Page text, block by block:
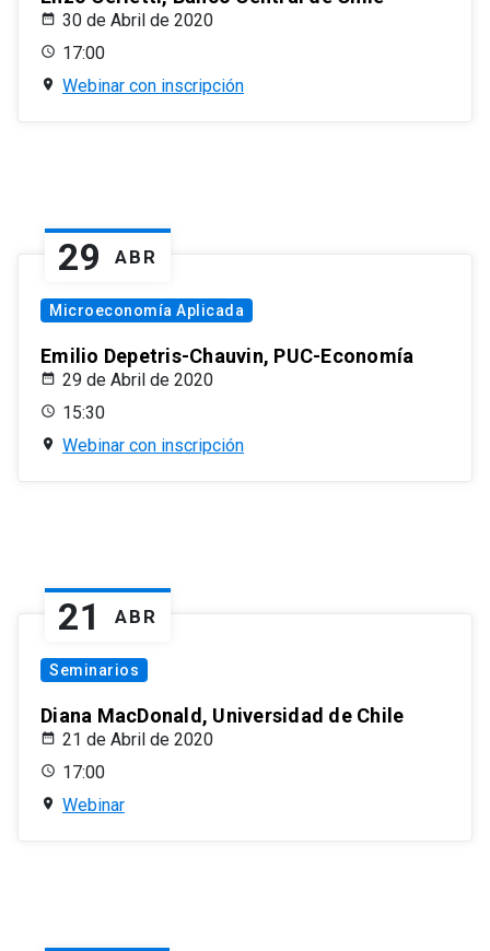
30 de Abril de 2020
17:00
Webinar con inscripción
29 ABR
Microeconomía Aplicada
Emilio Depetris-Chauvin, PUC-Economía
29 de Abril de 2020
15:30
Webinar con inscripción
21 ABR
Seminarios
Diana MacDonald, Universidad de Chile
21 de Abril de 2020
17:00
Webinar